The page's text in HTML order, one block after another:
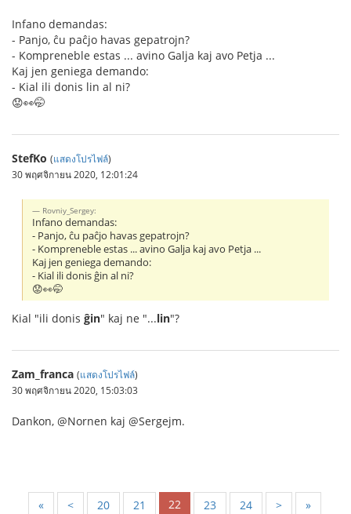
Infano demandas:
- Panjo, ĉu paĉjo havas gepatrojn?
- Kompreneble estas ... avino Galja kaj avo Petja ...
Kaj jen geniega demando:
- Kial ili donis lin al ni?
😟👀🤭
StefKo (แสดงโปรไฟล์)
30 พฤศจิกายน 2020, 12:01:24
Rovniy_Sergey:
Infano demandas:
- Panjo, ĉu paĉjo havas gepatrojn?
- Kompreneble estas ... avino Galja kaj avo Petja ...
Kaj jen geniega demando:
- Kial ili donis ĝin al ni?
😟👀🤭
Kial "ili donis ĝin" kaj ne "...lin"?
Zam_franca (แสดงโปรไฟล์)
30 พฤศจิกายน 2020, 15:03:03
Dankon, @Nornen kaj @Sergejm.
« < 20 21 22 23 24 > »